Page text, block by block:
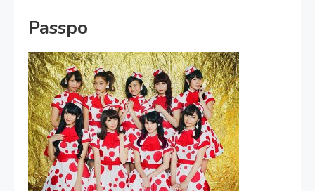
Passpo